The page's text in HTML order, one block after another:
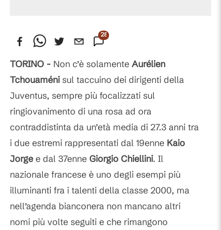
28
TORINO - Non c’è solamente Aurélien
Tchouaméni sul taccuino dei dirigenti della
Juventus, sempre più focalizzati sul
ringiovanimento di una rosa ad ora
contraddistinta da un’età media di 27.3 anni tra
i due estremi rappresentati dal 19enne Kaio
Jorgee dal 37enne Giorgio Chiellini. Il
nazionale francese è uno degli esempi più
illuminanti fra i talenti della classe 2000, ma
nell’agenda bianconera non mancano altri
nomi più volte seguiti e che rimangono